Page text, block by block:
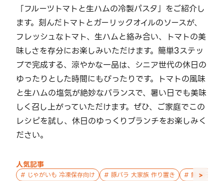
「フルーツトマトと生ハムの冷製パスタ」をご紹介し
ます。刻んだトマトとガーリックオイルのソースが、
フレッシュなトマト、生ハムと絡み合い、トマトの美
味しさを存分にお楽しみいただけます。簡単3ステッ
プで完成する、涼やかな一品は、シニア世代の休日の
ゆったりとした時間にもぴったりです。トマトの風味
と生ハムの塩気が絶妙なバランスで、暑い日でも美味
しく召し上がっていただけます。ぜひ、ご家庭でこの
レシピを試し、休日のゆっくりブランチをお楽しみく
ださい。
人気記事
# じゃがいも 冷凍保存向け # 豚バラ 大家族 作り置き # 鮭 親子 作
>